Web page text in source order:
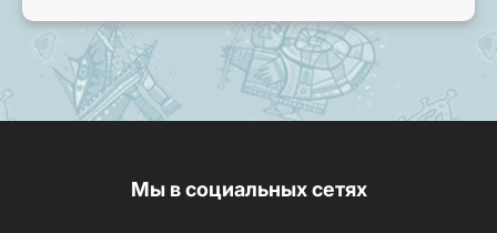
Мы в социальных сетях